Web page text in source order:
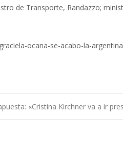
de Transporte, Randazzo;
ocana-se-acabo-la-
«Cristina Kirchner va a ir